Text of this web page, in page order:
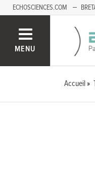
ECHOSCIENCES.COM
MENU
Accueil